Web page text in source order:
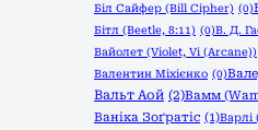
Біл Сайфер (Bill Cipher) (0)
Бітл (Beetle, 8:11) (0)В. Д.
Вайолет (Violet, Vi (Arcane))
Валентин Міхієнко (0)
Вальт Аой (2)Вамм
Ваніка Зоґратіс (1)Варлі